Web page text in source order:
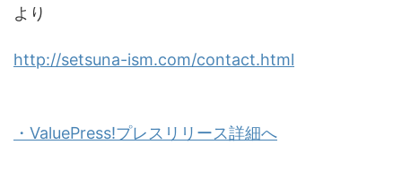
より
http://setsuna-ism.com/contact.html
・ValuePress!プレスリリース詳細へ